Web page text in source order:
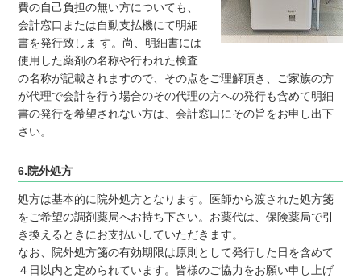
費の自己負担の無い方についても、
会計窓口または自動支払機にて明細
書を発行致しま す。尚、明細書には
使用した薬剤の名称や行われた検査
の名称が記載されますので、その点をご理解頂き、ご家族の方
が代理で会計を行う場合のその代理の方への発行も含めて明細
書の発行を希望されない方は、会計窓口にその旨をお申し出下
さい。
6.院外処方
処方は基本的に院外処方となります。医師から渡された処方箋
をご希望の調剤薬局へお持ち下さい。お薬代は、保険薬局で引
き換えるときにお支払いしていただきます。
なお、院外処方箋の有効期限は原則として発行した日を含めて
４日以内と定められています。皆様のご協力をお願い申し上げ